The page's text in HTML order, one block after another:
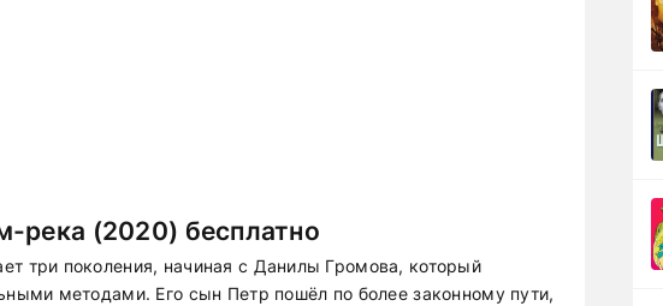
река (2020) бесплатно
три поколения, начиная с Данилы Громова, который
методами. Его сын Петр пошёл по более законному пути,